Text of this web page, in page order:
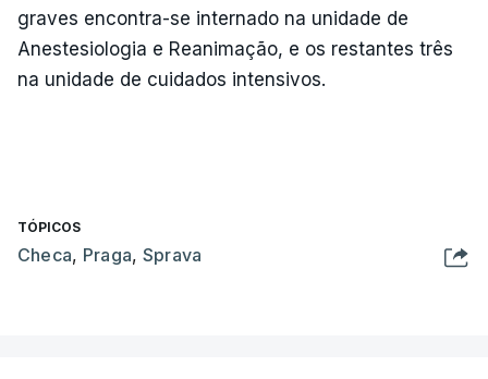
graves encontra-se internado na unidade de
Anestesiologia e Reanimação, e os restantes três
na unidade de cuidados intensivos.
TÓPICOS
Checa, Praga, Sprava